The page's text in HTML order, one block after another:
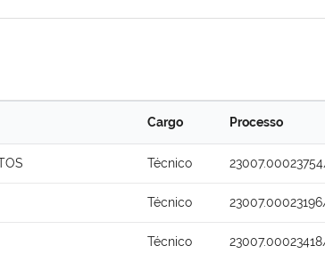
Cargo Processo
Técnico
Técnico
Técnico